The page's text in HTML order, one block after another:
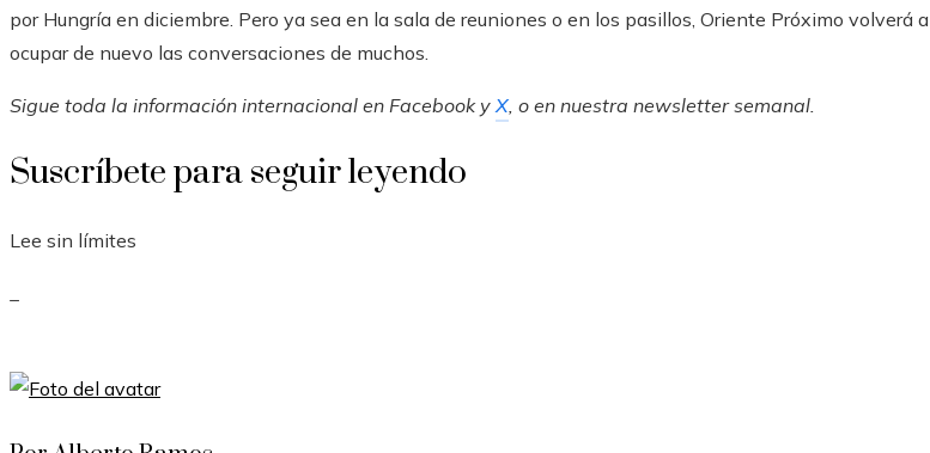
por Hungría en diciembre. Pero ya sea en la sala de reuniones o en los pasillos, Oriente Próximo volverá a
ocupar de nuevo las conversaciones de muchos.
Sigue toda la información internacional en FacebookyX, o en nuestra newsletter semanal.
Suscríbete para seguir leyendo
Lee sin límites